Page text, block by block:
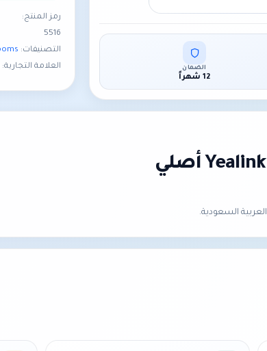
الضمان
12 شهراً
رمز المنتج:
5516
التصنيفات:
العلامة التجارية: